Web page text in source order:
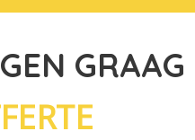
GRAAG